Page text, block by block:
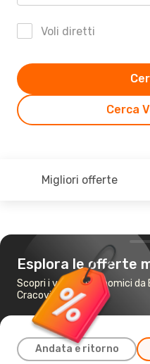
Voli diretti
Cerca
Migliori offerte
Esplora le offerte
Scopri i voli più economici da
Cracovia
Andata e ritorno